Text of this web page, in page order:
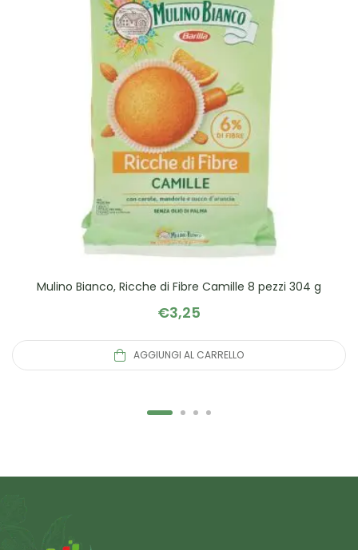
Mulino Bianco, Ricche di Fibre Camille 8 pezzi 304 g
€3,25
AGGIUNGI AL CARRELLO